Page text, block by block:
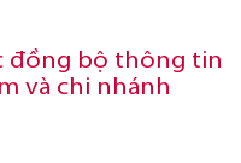
đồng bộ thông tin
và chi nhánh